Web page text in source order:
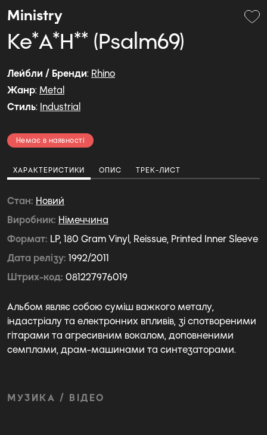
Ministry
Ke*A*H** (Psalm69)
Лейбли / Бренди: Rhino
Жанр: Metal
Стиль: Industrial
Немає в наявності
ХАРАКТЕРИСТИКИ ОПИС ТРЕК-ЛИСТ
Стан Новий
Виробник Німеччина
Формат LP, 180 Gram Vinyl, Reissue, Printed Inner Sleeve
Дата релізу 1992/2011
Штрих-код 081227976019
Альбом являє собою суміш важкого металу,
індастріалу та електронних впливів, зі спотвореними
гітарами та агресивним вокалом, доповненими
семплами, драм-машинами та синтезаторами.
МУЗИКА / ВІДЕО